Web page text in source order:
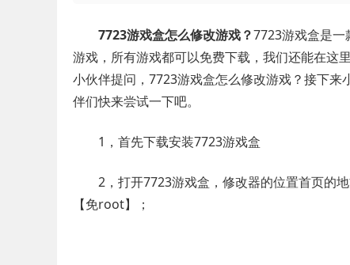
7723游戏盒怎么修改游戏？7723游戏盒是一
游戏，所有游戏都可以免费下载，我们还能在这
小伙伴提问，7723游戏盒怎么修改游戏？接下
伴们快来尝试一下吧。
1，首先下载安装7723游戏盒
2，打开7723游戏盒，修改器的位置首页的地
【免root】；